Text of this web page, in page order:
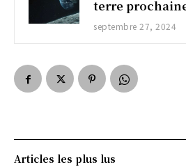
terre
septembre 27, 2024
Articles les plus lus